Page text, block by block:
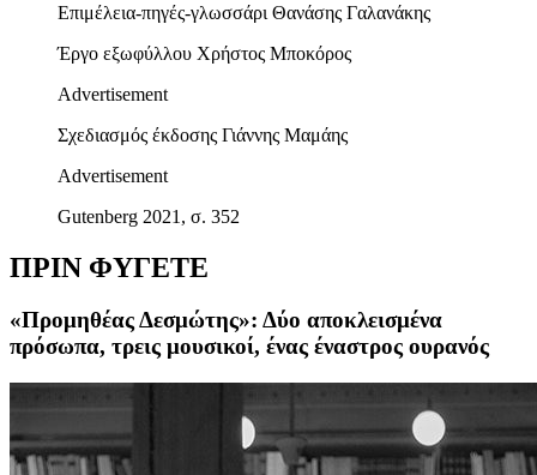
Επιμέλεια-πηγές-γλωσσάρι Θανάσης Γαλανάκης
Έργο εξωφύλλου Χρήστος Μποκόρος
Advertisement
Σχεδιασμός έκδοσης Γιάννης Μαμάης
Advertisement
Gutenberg 2021, σ. 352
ΠΡΙΝ ΦΥΓΕΤΕ
«Προμηθέας Δεσμώτης»: Δύο αποκλεισμένα
πρόσωπα, τρεις μουσικοί, ένας έναστρος ουρανός